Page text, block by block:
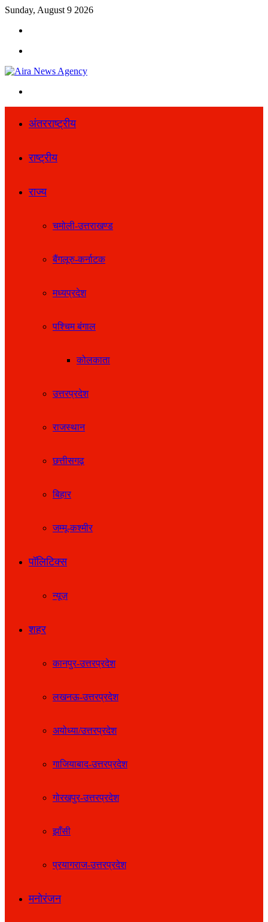
Sunday, August 9 2026
अंतरराष्ट्रीय
राष्ट्रीय
राज्य
चमोली-उत्तराखण्ड
बैंगलूरु-कर्नाटक
मध्यप्रदेश
पश्चिम बंगाल
कोलकाता
उत्तरप्रदेश
राजस्थान
छत्तीसगढ़
बिहार
जम्मू-कश्मीर
पॉलिटिक्स
न्यूज़
शहर
कानपुर-उत्तरप्रदेश
लखनऊ-उत्तरप्रदेश
अयोध्या/उत्तरप्रदेश
गाजियाबाद-उत्तरप्रदेश
गोरखपुर-उत्तरप्रदेश
झाँसी
प्रयागराज-उत्तरप्रदेश
मनोरंजन